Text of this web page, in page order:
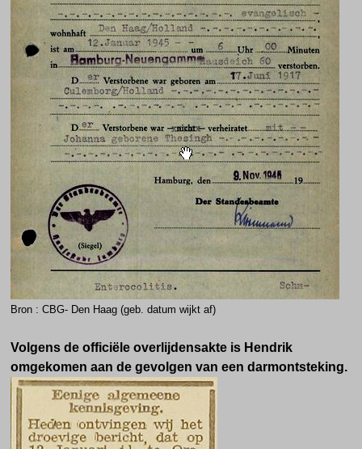
Bron : CBG- Den Haag (geb. datum wijkt af)
Volgens de officiële overlijdensakte is Hendrik
omgekomen aan de gevolgen van een darmontsteking.